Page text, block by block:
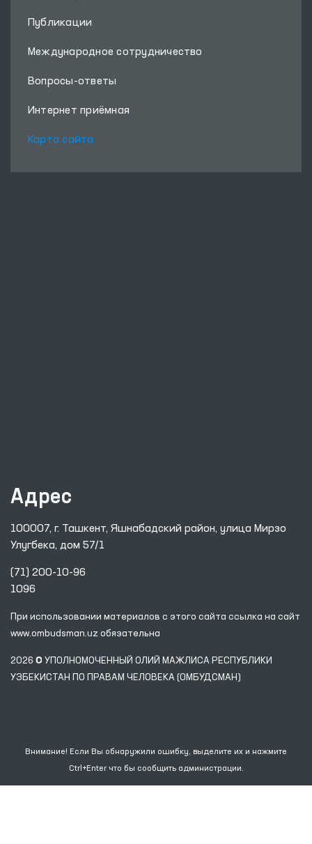
Публикации
Международное сотрудничество
Вопросы-ответы
Интернет приёмная
Карта сайта
Адрес
100007, г. Ташкент, Яшнабадский район, улица Мирзо
Улугбека, дом 57/1
(71) 200-10-96
1096
При использовании материалов с этого сайта ссылка на сайт
www.ombudsman.uz обязательна
2026 © УПОЛНОМОЧЕННЫЙ ОЛИЙ МАЖЛИСА РЕСПУБЛИКИ
УЗБЕКИСТАН ПО ПРАВАМ ЧЕЛОВЕКА (ОМБУДСМАН)
Внимание! Если Вы обнаружили ошибку, выделите их и нажмите
Ctrl+Enter что бы сообщить администрации.